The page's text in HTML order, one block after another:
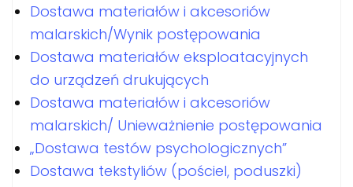
Dostawa materiałów i akcesoriów
malarskich/Wynik postępowania
Dostawa materiałów eksploatacyjnych
do urządzeń drukujących
Dostawa materiałów i akcesoriów
malarskich/ Unieważnienie postępowania
„Dostawa testów psychologicznych”
Dostawa tekstyliów (pościel, poduszki)